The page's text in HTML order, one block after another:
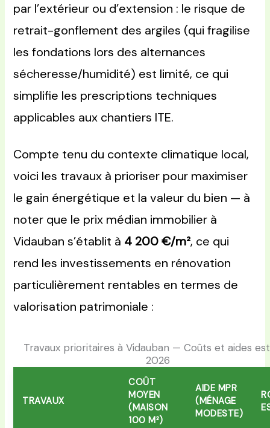
par l’extérieur ou d’extension : le risque de
retrait-gonflement des argiles (qui fragilise
les fondations lors des alternances
sécheresse/humidité) est limité, ce qui
simplifie les prescriptions techniques
applicables aux chantiers ITE.
Compte tenu du contexte climatique local,
voici les travaux à prioriser pour maximiser
le gain énergétique et la valeur du bien — à
noter que le prix médian immobilier à
Vidauban s’établit à 4 200 €/m², ce qui
rend les investissements en rénovation
particulièrement rentables en termes de
valorisation patrimoniale :
Travaux prioritaires à Vidauban — Coûts et aides
2026
TRAVAUX
COÛT
MOYEN
(MAISON
100 M²)
AIDE MPR
(MÉNAGE
MODESTE)